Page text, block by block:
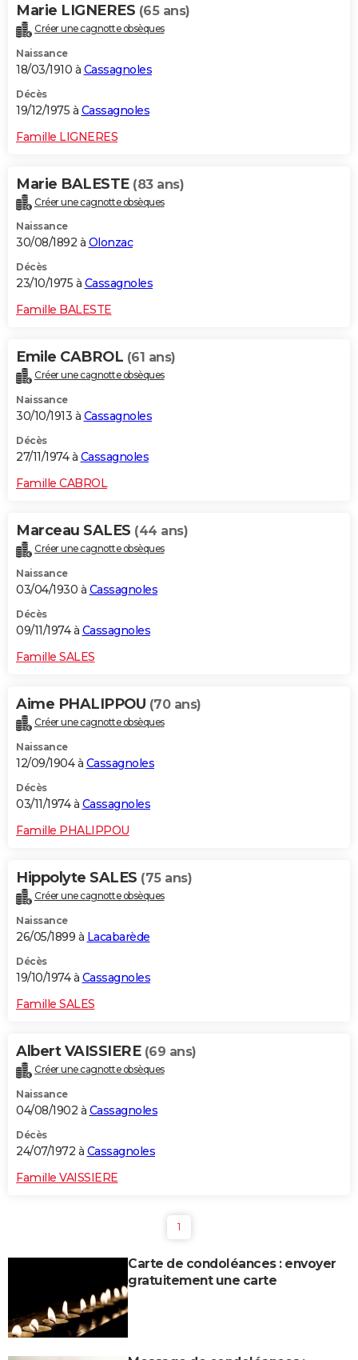
Marie LIGNERES (65 ans)
Créer une cagnotte obsèques
Naissance
18/03/1910 à Cassagnoles
Décès
19/12/1975 à Cassagnoles
Famille LIGNERES
Marie BALESTE (83 ans)
Créer une cagnotte obsèques
Naissance
30/08/1892 à Olonzac
Décès
23/10/1975 à Cassagnoles
Famille BALESTE
Emile CABROL (61 ans)
Créer une cagnotte obsèques
Naissance
30/10/1913 à Cassagnoles
Décès
27/11/1974 à Cassagnoles
Famille CABROL
Marceau SALES (44 ans)
Créer une cagnotte obsèques
Naissance
03/04/1930 à Cassagnoles
Décès
09/11/1974 à Cassagnoles
Famille SALES
Aime PHALIPPOU (70 ans)
Créer une cagnotte obsèques
Naissance
12/09/1904 à Cassagnoles
Décès
03/11/1974 à Cassagnoles
Famille PHALIPPOU
Hippolyte SALES (75 ans)
Créer une cagnotte obsèques
Naissance
26/05/1899 à Lacabarède
Décès
19/10/1974 à Cassagnoles
Famille SALES
Albert VAISSIERE (69 ans)
Créer une cagnotte obsèques
Naissance
04/08/1902 à Cassagnoles
Décès
24/07/1972 à Cassagnoles
Famille VAISSIERE
1
Carte de condoléances : envoyer
gratuitement une carte